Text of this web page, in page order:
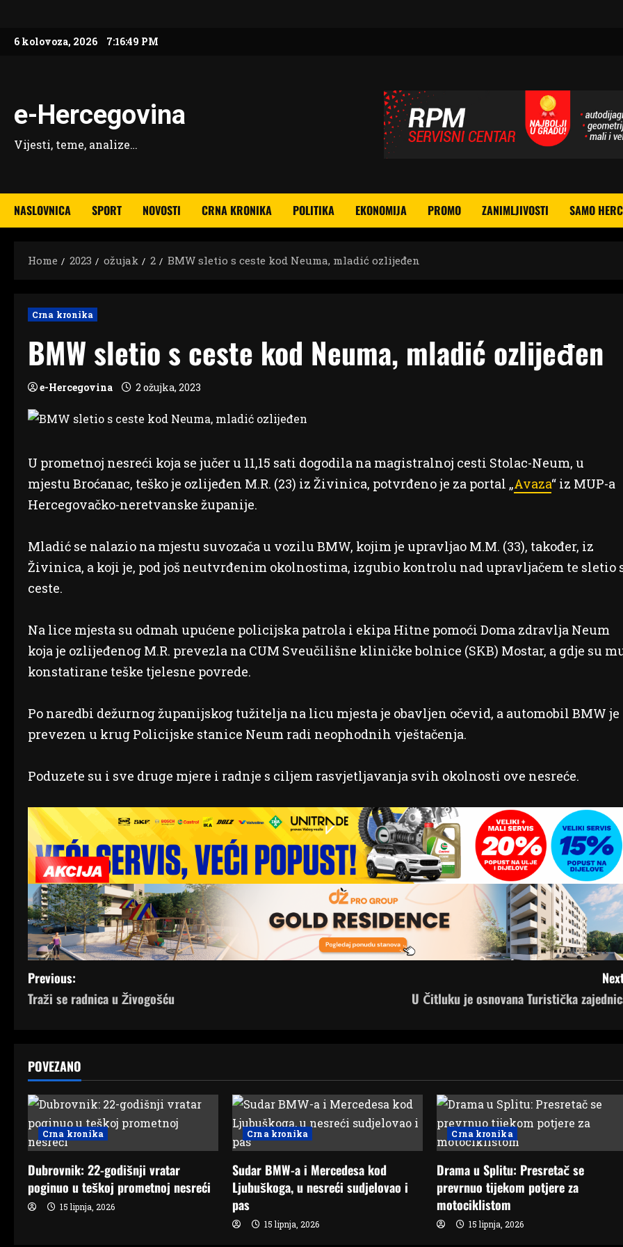
content
6 kolovoza, 2026 7:16:51 PM
e-Hercegovina
Vijesti, teme, analize…
NASLOVNICA SPORT NOVOSTI CRNA KRONIKA POLITIKA EKONOMIJA PROMO ZANIMLJIVOSTI SAMO
Home 2023 ožujak 2 BMW sletio s ceste kod Neuma, mladić ozlijeđen
Crna kronika
BMW sletio s ceste kod Neuma, mladić ozlijeđen
e-Hercegovina 2 ožujka, 2023
U prometnoj nesreći koja se jučer u 11,15 sati dogodila na magistralnoj cesti Stolac-Neum, u
mjestu Broćanac, teško je ozlijeđen M.R. (23) iz Živinica, potvrđeno je za portal „Avaza“ iz MUP-a
Hercegovačko-neretvanske županije.
Mladić se nalazio na mjestu suvozača u vozilu BMW, kojim je upravljao M.M. (33), također, iz
Živinica, a koji je, pod još neutvrđenim okolnostima, izgubio kontrolu nad upravljačem te sletio
ceste.
Na lice mjesta su odmah upućene policijska patrola i ekipa Hitne pomoći Doma zdravlja Neum
koja je ozlijeđenog M.R. prevezla na CUM Sveučilišne kliničke bolnice (SKB) Mostar, a gdje su
konstatirane teške tjelesne povrede.
Po naredbi dežurnog županijskog tužitelja na licu mjesta je obavljen očevid, a automobil BMW je
prevezen u krug Policijske stanice Neum radi neophodnih vještačenja.
Poduzete su i sve druge mjere i radnje s ciljem rasvjetljavanja svih okolnosti ove nesreće.
P
o
t
n
a
v
i
g
Previous:
Traži se radnica u Živogošću
U Čitluku je osnovana Turistička
POVEZANO
Crna kronika
Dubrovnik: 22-godišnji vratar
poginuo u teškoj prometnoj nesreći
15 lipnja, 2026
Crna kronika
Sudar BMW-a i Mercedesa kod
Ljubuškoga, u nesreći sudjelovao i
pas
15 lipnja, 2026
Crna kronika
Drama u Splitu: Presretač se
prevrnuo tijekom potjere za
motociklistom
15 lipnja, 2026